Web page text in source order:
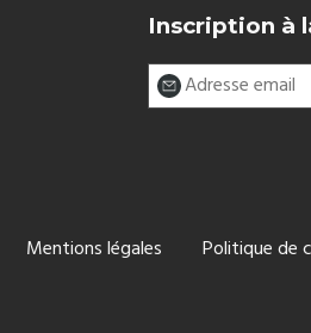
Inscription à
Mentions légales Politique de